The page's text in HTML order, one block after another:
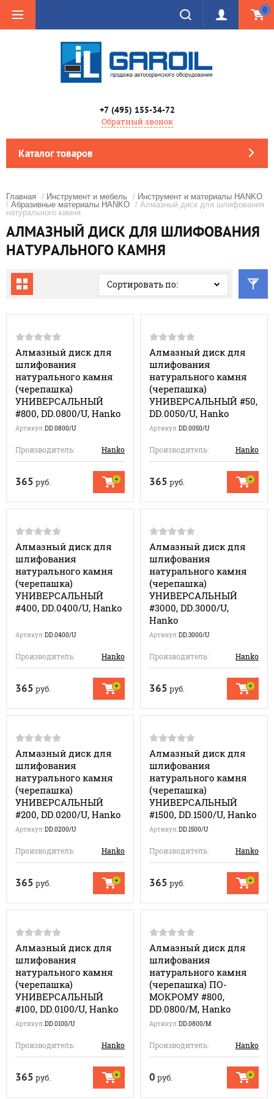
0
+7 (495) 155-34-72
Обратный звонок
Каталог товаров
Главная / Инструмент и мебель / Инструмент и материалы HANKO
/ Абразивные материалы HANKO / Алмазный диск для шлифования
натурального камня
АЛМАЗНЫЙ ДИСК ДЛЯ ШЛИФОВАНИЯ
НАТУРАЛЬНОГО КАМНЯ
Сортировать по:
Алмазный диск для
шлифования
натурального камня
(черепашка)
УНИВЕРСАЛЬНЫЙ
#800, DD.0800/U, Hanko
Артикул:DD.0800/U
Производитель: Hanko
365 руб.
Алмазный диск для
шлифования
натурального камня
(черепашка)
УНИВЕРСАЛЬНЫЙ #50,
DD.0050/U, Hanko
Артикул:DD.0050/U
Производитель: Hanko
365 руб.
Алмазный диск для
шлифования
натурального камня
(черепашка)
УНИВЕРСАЛЬНЫЙ
#400, DD.0400/U, Hanko
Артикул:DD.0400/U
Производитель: Hanko
365 руб.
Алмазный диск для
шлифования
натурального камня
(черепашка)
УНИВЕРСАЛЬНЫЙ
#3000, DD.3000/U,
Hanko
Артикул:DD.3000/U
Производитель: Hanko
365 руб.
Алмазный диск для
шлифования
натурального камня
(черепашка)
УНИВЕРСАЛЬНЫЙ
#200, DD.0200/U, Hanko
Артикул:DD.0200/U
Производитель: Hanko
365 руб.
Алмазный диск для
шлифования
натурального камня
(черепашка)
УНИВЕРСАЛЬНЫЙ
#1500, DD.1500/U, Hanko
Артикул:DD.1500/U
Производитель: Hanko
365 руб.
Алмазный диск для
шлифования
натурального камня
(черепашка)
УНИВЕРСАЛЬНЫЙ
#100, DD.0100/U, Hanko
Артикул:DD.0100/U
Производитель: Hanko
365 руб.
Алмазный диск для
шлифования
натурального камня
(черепашка) ПО-
МОКРОМУ #800,
DD.0800/M, Hanko
Артикул:DD.0800/M
Производитель: Hanko
0 руб.